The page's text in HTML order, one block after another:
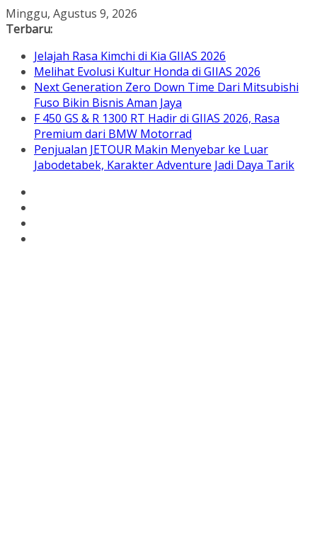
Skip
to
Minggu, Agustus 9, 2026
Terbaru:
Jelajah Rasa Kimchi di Kia GIIAS 2026
Melihat Evolusi Kultur Honda di GIIAS 2026
Next Generation Zero Down Time Dari Mitsubishi
Fuso Bikin Bisnis Aman Jaya
F 450 GS & R 1300 RT Hadir di GIIAS 2026, Rasa
Premium dari BMW Motorrad
Penjualan JETOUR Makin Menyebar ke Luar
Jabodetabek, Karakter Adventure Jadi Daya Tarik